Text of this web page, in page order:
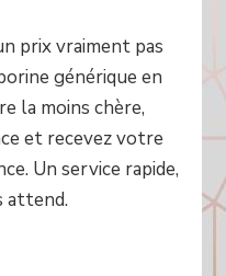
prix vraiment pas
générique en
la moins chère,
et recevez votre
Un service rapide,
attend.